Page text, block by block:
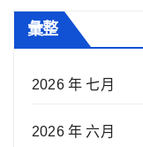
彙整
2026 年 七月
2026 年 六月